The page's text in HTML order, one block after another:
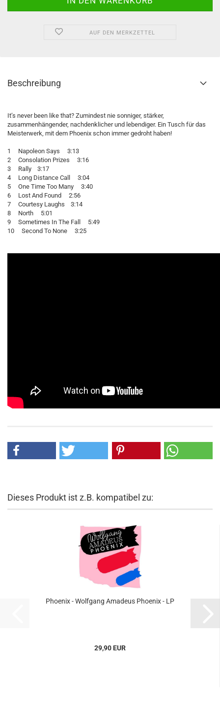
AUF DEN MERKZETTEL
Beschreibung
It’s never been like that? Zumindest nie sonniger, stärker,
zusammenhängender, nachdenklicher und lebendiger. Ein Tusch für das
Meisterwerk, mit dem Phoenix schon immer gedroht haben!
1 Napoleon Says 3:13
2 Consolation Prizes 3:16
3 Rally 3:17
4 Long Distance Call 3:04
5 One Time Too Many 3:40
6 Lost And Found 2:56
7 Courtesy Laughs 3:14
8 North 5:01
9 Sometimes In The Fall 5:49
10 Second To None 3:25
Dieses Produkt ist z.B. kompatibel zu:
Phoenix - Wolfgang Amadeus Phoenix - LP
29,90 EUR